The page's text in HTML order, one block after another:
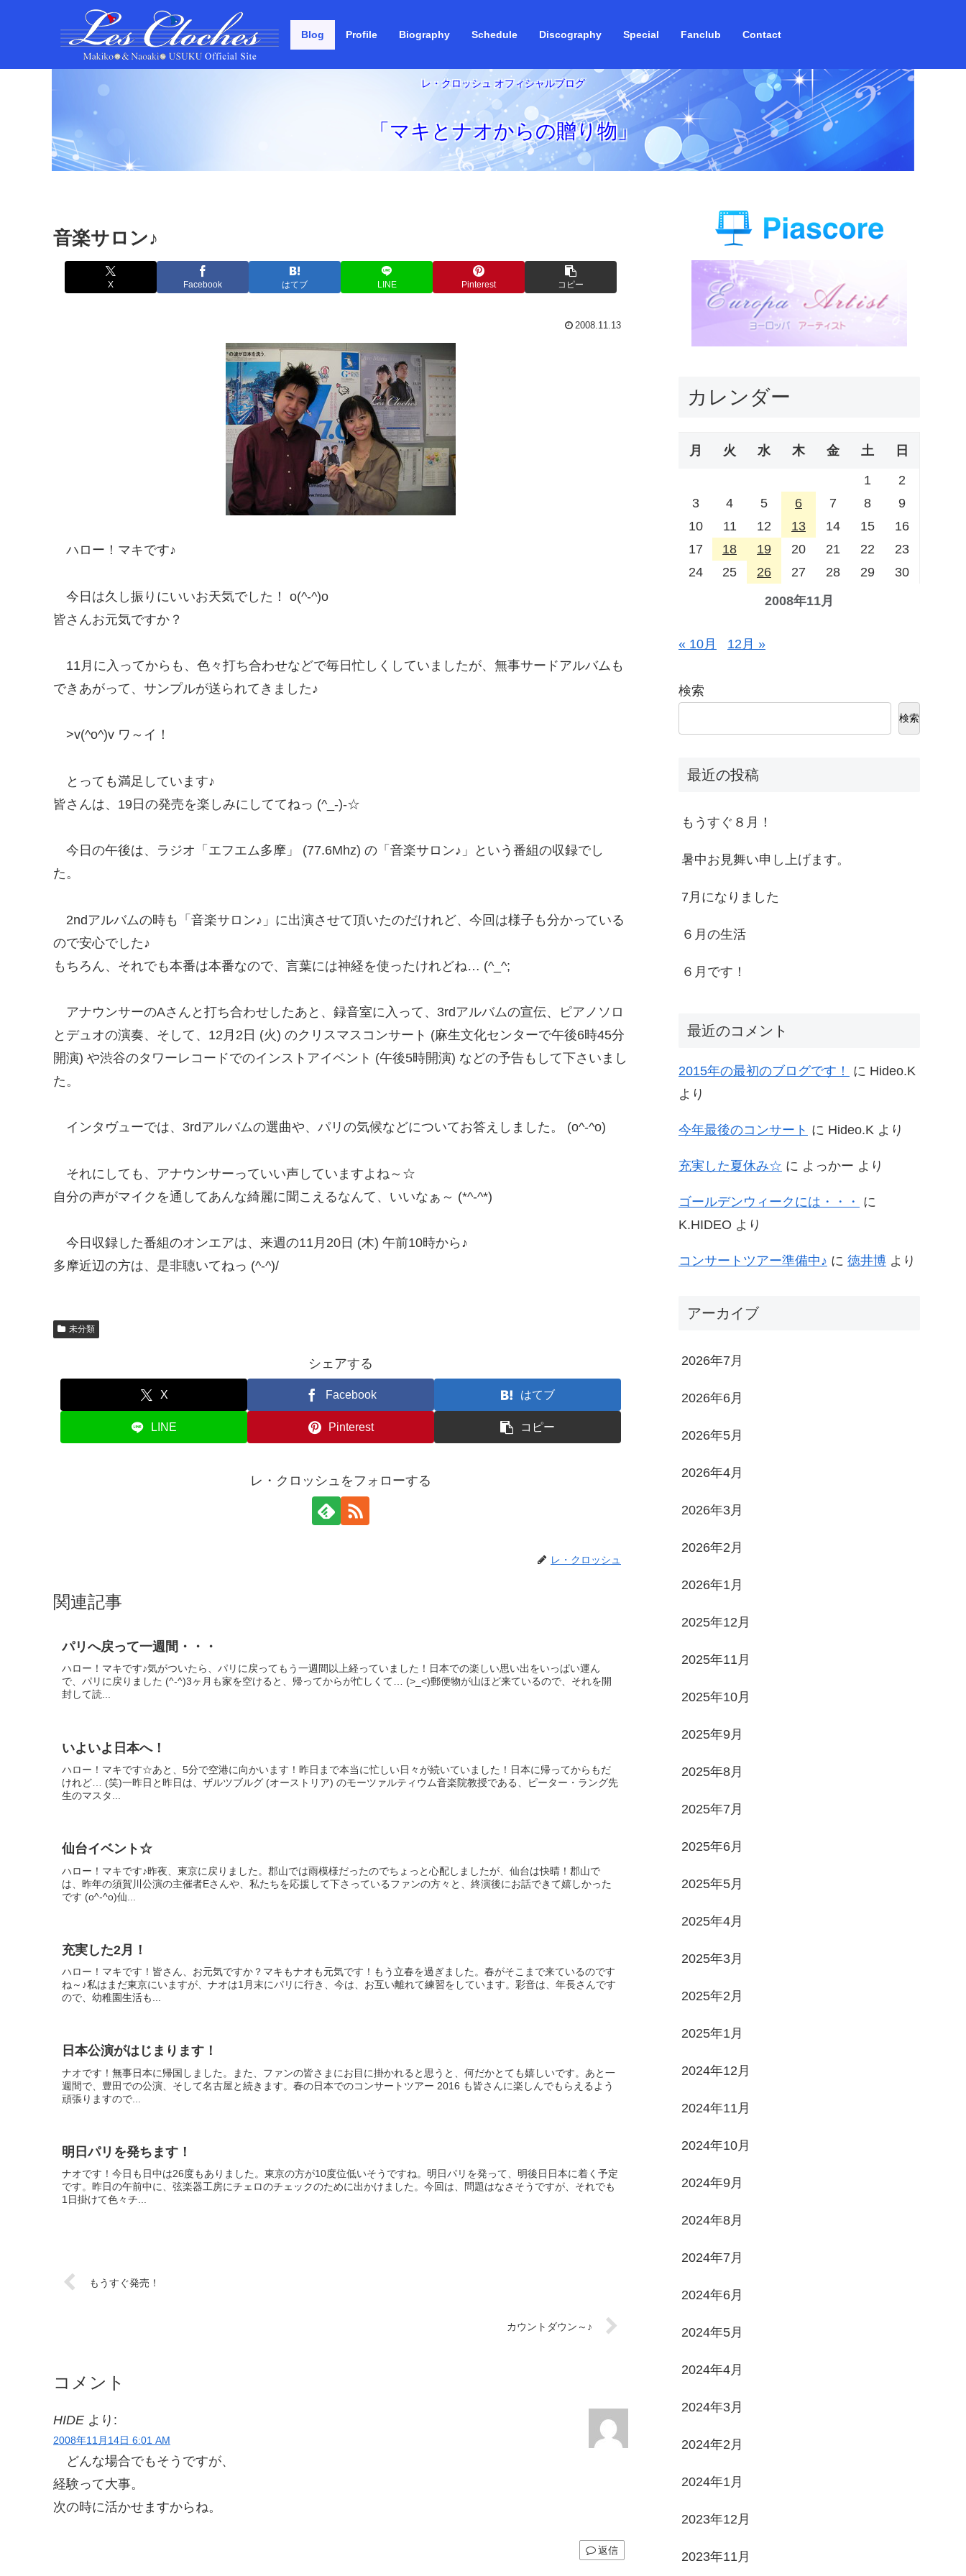
Blog Profile Biography Schedule Discography Special Fanclub Contact
レ・クロッシュ オフィシャルブログ
「マキとナオからの贈り物」
音楽サロン♪
X Facebook はてブ LINE Pinterest コピー
2008.11.13
ハロー！マキです♪
今日は久し振りにいいお天気でした！ o(^-^)o
皆さんお元気ですか？
11月に入ってからも、色々打ち合わせなどで毎日忙しくしていましたが、無事サードアルバムも
できあがって、サンプルが送られてきました♪
>v(^o^)v ワ～イ！
とっても満足しています♪
皆さんは、19日の発売を楽しみにしててねっ (^_-)-☆
今日の午後は、ラジオ「エフエム多摩」 (77.6Mhz) の「音楽サロン♪」という番組の収録でし
た。
2ndアルバムの時も「音楽サロン♪」に出演させて頂いたのだけれど、今回は様子も分かっている
ので安心でした♪
もちろん、それでも本番は本番なので、言葉には神経を使ったけれどね… (^_^;
アナウンサーのAさんと打ち合わせしたあと、録音室に入って、3rdアルバムの宣伝、ピアノソロ
とデュオの演奏、そして、12月2日 (火) のクリスマスコンサート (麻生文化センターで午後6時45分
開演) や渋谷のタワーレコードでのインストアイベント (午後5時開演) などの予告もして下さいまし
た。
インタヴューでは、3rdアルバムの選曲や、パリの気候などについてお答えしました。 (o^-^o)
それにしても、アナウンサーっていい声していますよね～☆
自分の声がマイクを通してあんな綺麗に聞こえるなんて、いいなぁ～ (*^-^*)
今日収録した番組のオンエアは、来週の11月20日 (木) 午前10時から♪
多摩近辺の方は、是非聴いてねっ (^-^)/
未分類
シェアする
X Facebook はてブ
LINE Pinterest コピー
レ・クロッシュをフォローする
レ・クロッシュ
関連記事
パリへ戻って一週間・・・
ハロー！マキです♪気がついたら、パリに戻ってもう一週間以上経っていました！日本での楽しい思い出をいっぱい運ん
で、パリに戻りました (^-^)3ヶ月も家を空けると、帰ってからが忙しくて… (>_<)郵便物が山ほど来ているので、それを開
封して読...
いよいよ日本へ！
ハロー！マキです☆あと、5分で空港に向かいます！昨日まで本当に忙しい日々が続いていました！日本に帰ってからもだ
けれど… (笑)一昨日と昨日は、ザルツブルグ (オーストリア) のモーツァルティウム音楽院教授である、ピーター・ラング先
生のマスタ...
仙台イベント☆
ハロー！マキです♪昨夜、東京に戻りました。郡山では雨模様だったのでちょっと心配しましたが、仙台は快晴！郡山で
は、昨年の須賀川公演の主催者Eさんや、私たちを応援して下さっているファンの方々と、終演後にお話できて嬉しかった
です (o^-^o)仙...
充実した2月！
ハロー！マキです！皆さん、お元気ですか？マキもナオも元気です！もう立春を過ぎました。春がそこまで来ているのです
ね～♪私はまだ東京にいますが、ナオは1月末にパリに行き、今は、お互い離れて練習をしています。彩音は、年長さんです
ので、幼稚園生活も...
日本公演がはじまります！
ナオです！無事日本に帰国しました。また、ファンの皆さまにお目に掛かれると思うと、何だかとても嬉しいです。あと一
週間で、豊田での公演、そして名古屋と続きます。春の日本でのコンサートツアー 2016 も皆さんに楽しんでもらえるよう
頑張りますので...
明日パリを発ちます！
ナオです！今日も日中は26度もありました。東京の方が10度位低いそうですね。明日パリを発って、明後日日本に着く予定
です。昨日の午前中に、弦楽器工房にチェロのチェックのために出かけました。今回は、問題はなさそうですが、それでも
1日掛けて色々チ...
もうすぐ発売！
カウントダウン～♪
コメント
HIDE より:
2008年11月14日 6:01 AM
どんな場合でもそうですが、
経験って大事。
次の時に活かせますからね。
返信
カレンダー
2008年11月
月 火 水 木 金 土 日
1
2
3
4 5 6 7 8
9
10
11 12 13 14 15
16
17
18 19 20 21 22
23
24
25 26 27 28 29 30
« 10月 12月 »
検索
検索
最近の投稿
もうすぐ８月！
暑中お見舞い申し上げます。
7月になりました
６月の生活
６月です！
最近のコメント
2015年の最初のブログです！ に Hideo.K
より
今年最後のコンサート に Hideo.K より
充実した夏休み☆ に よっかー より
ゴールデンウィークには・・・
に
K.HIDEO より
コンサートツアー準備中♪ に 徳井博 より
アーカイブ
2026年7月
2026年6月
2026年5月
2026年4月
2026年3月
2026年2月
2026年1月
2025年12月
2025年11月
2025年10月
2025年9月
2025年8月
2025年7月
2025年6月
2025年5月
2025年4月
2025年3月
2025年2月
2025年1月
2024年12月
2024年11月
2024年10月
2024年9月
2024年8月
2024年7月
2024年6月
2024年5月
2024年4月
2024年3月
2024年2月
2024年1月
2023年12月
2023年11月